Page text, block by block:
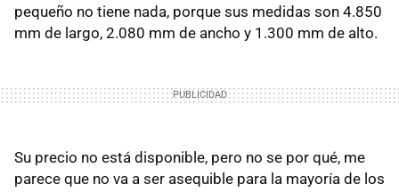
pequeño no tiene nada, porque sus medidas son 4.850
mm de largo, 2.080 mm de ancho y 1.300 mm de alto.
Su precio no está disponible, pero no se por qué, me
parece que no va a ser asequible para la mayoría de los